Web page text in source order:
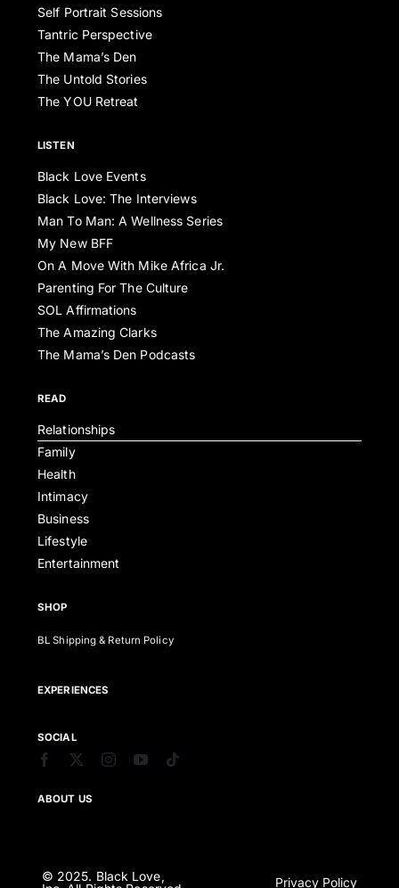
Self Portrait Sessions
Tantric Perspective
The Mama’s Den
The Untold Stories
The YOU Retreat
LISTEN
Black Love Events
Black Love: The Interviews
Man To Man: A Wellness Series
My New BFF
On A Move With Mike Africa Jr.
Parenting For The Culture
SOL Affirmations
The Amazing Clarks
The Mama’s Den Podcasts
READ
Relationships
Family
Health
Intimacy
Business
Lifestyle
Entertainment
SHOP
BL Shipping & Return Policy
EXPERIENCES
SOCIAL
ABOUT US
© 2025. Black Love,
Privacy Policy